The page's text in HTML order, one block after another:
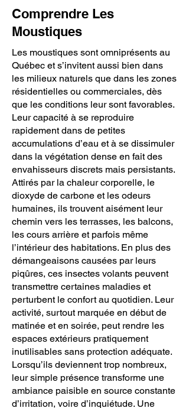
Comprendre Les
Moustiques
Les moustiques sont omniprésents au
Québec et s’invitent aussi bien dans
les milieux naturels que dans les zones
résidentielles ou commerciales, dès
que les conditions leur sont favorables.
Leur capacité à se reproduire
rapidement dans de petites
accumulations d’eau et à se dissimuler
dans la végétation dense en fait des
envahisseurs discrets mais persistants.
Attirés par la chaleur corporelle, le
dioxyde de carbone et les odeurs
humaines, ils trouvent aisément leur
chemin vers les terrasses, les balcons,
les cours arrière et parfois même
l’intérieur des habitations. En plus des
démangeaisons causées par leurs
piqûres, ces insectes volants peuvent
transmettre certaines maladies et
perturbent le confort au quotidien. Leur
activité, surtout marquée en début de
matinée et en soirée, peut rendre les
espaces extérieurs pratiquement
inutilisables sans protection adéquate.
Lorsqu’ils deviennent trop nombreux,
leur simple présence transforme une
ambiance paisible en source constante
d’irritation, voire d’inquiétude. Une